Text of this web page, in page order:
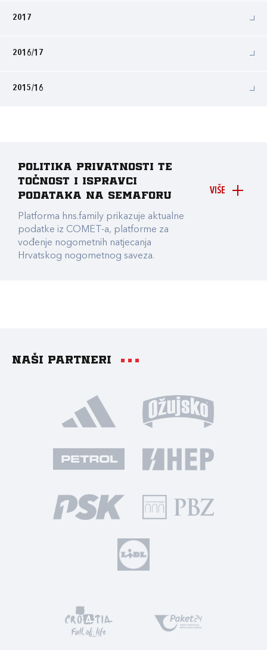
2017
2016/17
2015/16
VIŠE
Politika privatnosti te
točnost i ispravci
podataka na Semaforu
Platforma hns.family prikazuje aktualne
podatke iz COMET-a, platforme za
vođenje nogometnih natjecanja
Hrvatskog nogometnog saveza.
Naši partneri